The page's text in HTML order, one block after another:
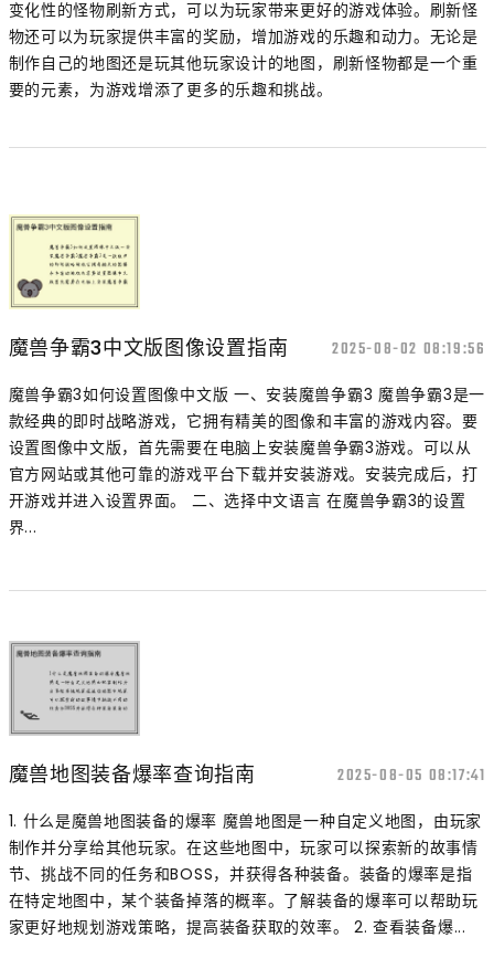
变化性的怪物刷新方式，可以为玩家带来更好的游戏体验。刷新怪
物还可以为玩家提供丰富的奖励，增加游戏的乐趣和动力。无论是
制作自己的地图还是玩其他玩家设计的地图，刷新怪物都是一个重
要的元素，为游戏增添了更多的乐趣和挑战。
魔兽争霸3中文版图像设置指南 2025-08-02 08:19:56
魔兽争霸3如何设置图像中文版 一、安装魔兽争霸3 魔兽争霸3是一
款经典的即时战略游戏，它拥有精美的图像和丰富的游戏内容。要
设置图像中文版，首先需要在电脑上安装魔兽争霸3游戏。可以从
官方网站或其他可靠的游戏平台下载并安装游戏。安装完成后，打
开游戏并进入设置界面。 二、选择中文语言 在魔兽争霸3的设置
界...
魔兽地图装备爆率查询指南 2025-08-05 08:17:41
1. 什么是魔兽地图装备的爆率 魔兽地图是一种自定义地图，由玩家
制作并分享给其他玩家。在这些地图中，玩家可以探索新的故事情
节、挑战不同的任务和BOSS，并获得各种装备。装备的爆率是指
在特定地图中，某个装备掉落的概率。了解装备的爆率可以帮助玩
家更好地规划游戏策略，提高装备获取的效率。 2. 查看装备爆...